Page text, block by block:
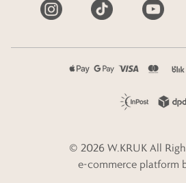
© 2026 W.KRUK All
e-commerce platform